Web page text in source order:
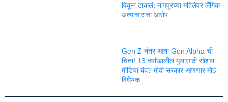
विकून टाकलं; नागपूरच्या महिलेवर लैंगिक
अत्याचाराचा आरोप
Gen Z नंतर आता Gen Alpha ची
चिंता! 13 वर्षांखालील मुलांसाठी सोशल
मीडिया बंद? मोदी सरकार आणणार मोठं
विधेयक